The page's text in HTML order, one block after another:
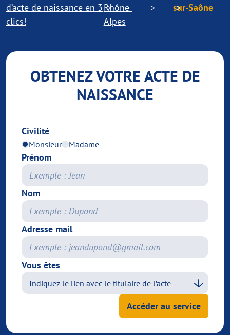
d’acte de naissance en 3
clics!
Rhône-
Alpes
sur-Saône
OBTENEZ VOTRE ACTE DE
NAISSANCE
Civilité
Monsieur Madame
Prénom
Nom
Adresse mail
Vous êtes
Accéder au service